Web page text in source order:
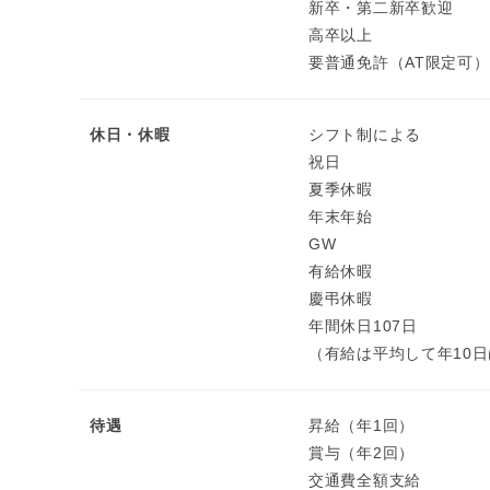
新卒・第二新卒歓迎
高卒以上
要普通免許（AT限定可）
休日・休暇
シフト制による
祝日
夏季休暇
年末年始
GW
有給休暇
慶弔休暇
年間休日107日
（有給は平均して年10
待遇
昇給（年1回）
賞与（年2回）
交通費全額支給